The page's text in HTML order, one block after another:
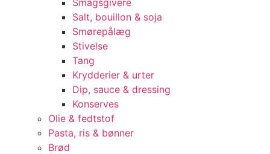
Smagsgivere
Salt, bouillon & soja
Smørepålæg
Stivelse
Tang
Krydderier & urter
Dip, sauce & dressing
Konserves
Olie & fedtstof
Pasta, ris & bønner
Brød